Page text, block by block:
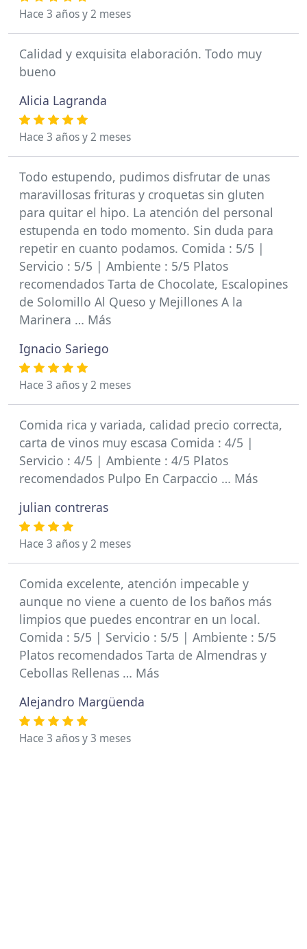
Hace 3 años y 2 meses
Calidad y exquisita elaboración. Todo muy
bueno
Alicia Lagranda
Hace 3 años y 2 meses
Todo estupendo, pudimos disfrutar de unas
maravillosas frituras y croquetas sin gluten
para quitar el hipo. La atención del personal
estupenda en todo momento. Sin duda para
repetir en cuanto podamos. Comida : 5/5 |
Servicio : 5/5 | Ambiente : 5/5 Platos
recomendados Tarta de Chocolate, Escalopines
de Solomillo Al Queso y Mejillones A la
Marinera … Más
Ignacio Sariego
Hace 3 años y 2 meses
Comida rica y variada, calidad precio correcta,
carta de vinos muy escasa Comida : 4/5 |
Servicio : 4/5 | Ambiente : 4/5 Platos
recomendados Pulpo En Carpaccio … Más
julian contreras
Hace 3 años y 2 meses
Comida excelente, atención impecable y
aunque no viene a cuento de los baños más
limpios que puedes encontrar en un local.
Comida : 5/5 | Servicio : 5/5 | Ambiente : 5/5
Platos recomendados Tarta de Almendras y
Cebollas Rellenas … Más
Alejandro Margüenda
Hace 3 años y 3 meses